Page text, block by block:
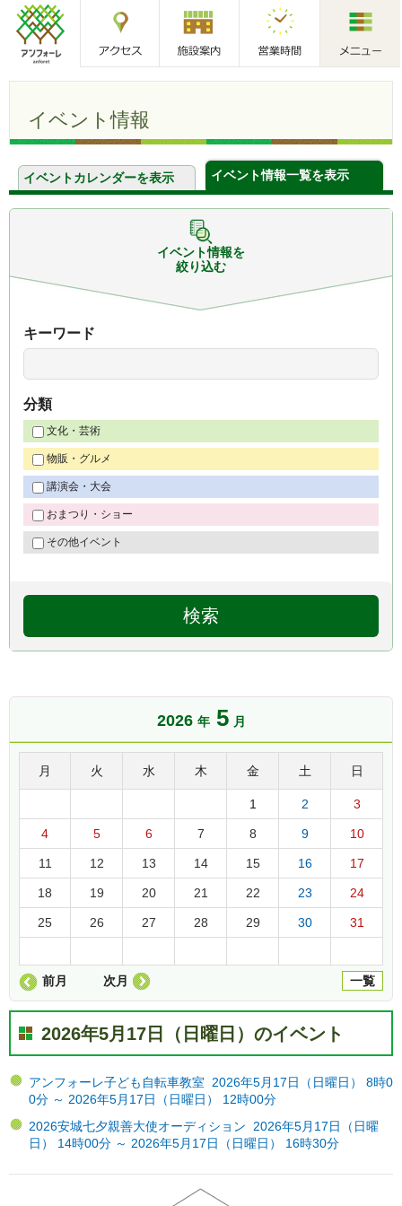
アンフォーレ 施設案内 営業時間
イベント情報
イベントカレンダーを表示 イベント情報一覧を表示
イベント情報を
絞り込む
キーワード
分類
文化・芸術
物販・グルメ
講演会・大会
おまつり・ショー
その他イベント
2026 年 5 月
月 火 水 木 金 土 日
1 2 3
4 5 6 7 8 9 10
11 12 13 14 15 16 17
18 19 20 21 22 23 24
25 26 27 28 29 30 31
前月 一覧
次月
2026年5月17日（日曜日）のイベント
アンフォーレ子ども自転車教室 2026年5月17日（日曜日） 8時0
0分 ～ 2026年5月17日（日曜日） 12時00分
2026安城七夕親善大使オーディション 2026年5月17日（日曜
日） 14時00分 ～ 2026年5月17日（日曜日） 16時30分